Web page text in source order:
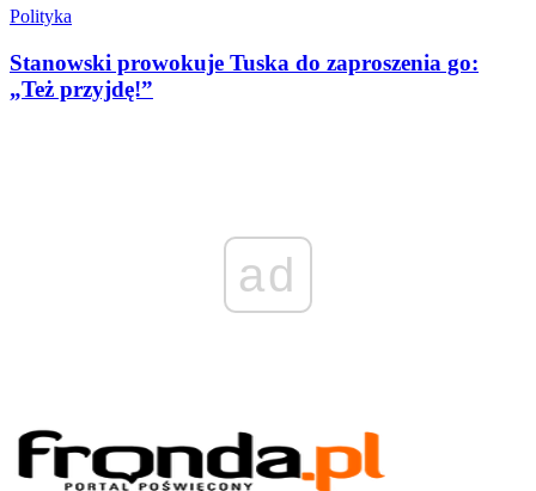
Polityka
Stanowski prowokuje Tuska do zaproszenia go:
„Też przyjdę!”
ad